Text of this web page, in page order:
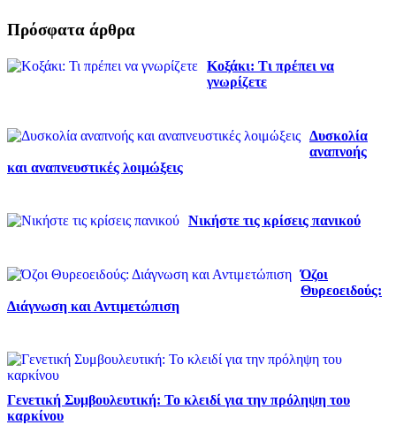
Πρόσφατα άρθρα
Κοξάκι: Τι πρέπει να
γνωρίζετε
Δυσκολία
αναπνοής
και αναπνευστικές λοιμώξεις
Νικήστε τις κρίσεις πανικού
Όζοι
Θυρεοειδούς:
Διάγνωση και Αντιμετώπιση
Γενετική Συμβουλευτική: Το κλειδί για την πρόληψη του
καρκίνου